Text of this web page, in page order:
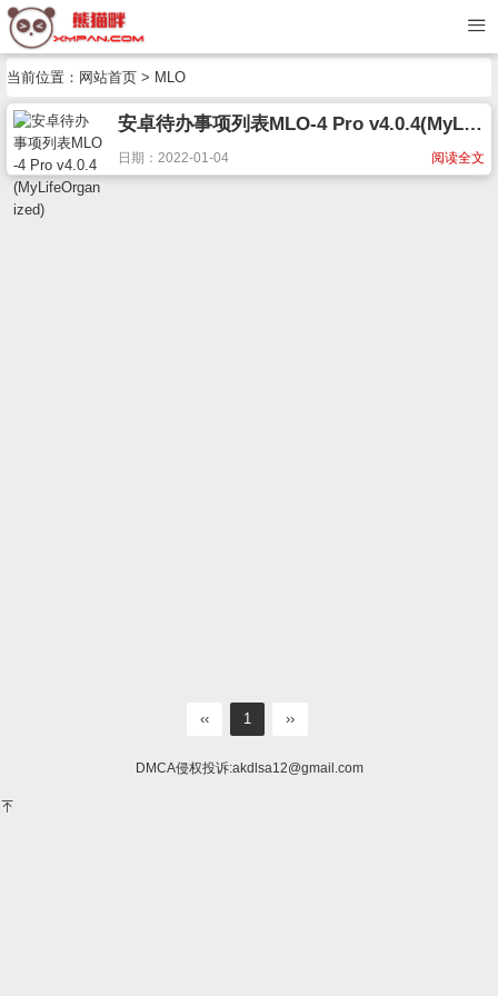
当前位置： 网站首页 > MLO
安卓待办事项列表MLO-4 Pro v4.0.4(MyLifeOrganized)
阅读全文
日期：2022-01-04
‹‹ 1 ››
DMCA侵权投诉:akdlsa12@gmail.com